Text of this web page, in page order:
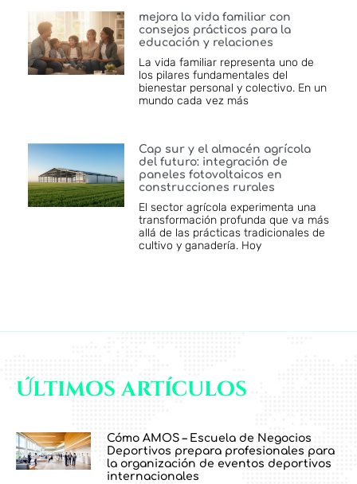
mejora la vida familiar con
consejos prácticos para la
educación y relaciones
La vida familiar representa uno de
los pilares fundamentales del
bienestar personal y colectivo. En un
mundo cada vez más
Cap sur y el almacén agrícola
del futuro: integración de
paneles fotovoltaicos en
construcciones rurales
El sector agrícola experimenta una
transformación profunda que va más
allá de las prácticas tradicionales de
cultivo y ganadería. Hoy
Últimos artículos
Cómo AMOS – Escuela de Negocios
Deportivos prepara profesionales para
la organización de eventos deportivos
internacionales